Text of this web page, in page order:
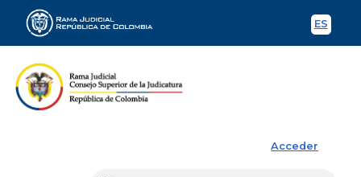
ES
Acceder